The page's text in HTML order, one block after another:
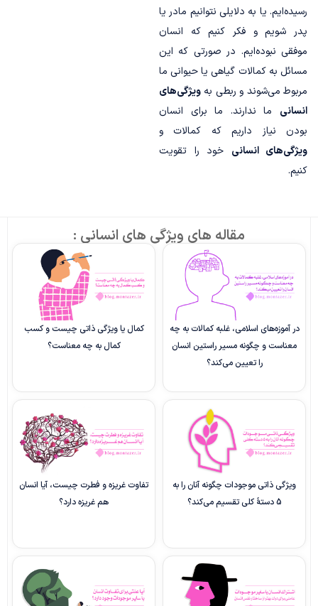
رسیده‌ایم. یا به دلایلی نتوانیم مادر یا
پدر شویم و فکر کنیم که انسان
موفقی نبوده‌ایم. در صورتی که این
مسائل به کمالات گیاهی یا حیوانی ما
مربوط می‌شوند و ربطی به ویژگی‌های
انسانی ما ندارند. ما برای انسان
بودن نیاز داریم که کمالات و
ویژگی‌های انسانی ‌ خود را تقویت
کنیم.
مقاله های ویژگی های انسانی :
در آموزه‌های اسلامی، غلبه کمالات به چه
معناست و چگونه مسیر راستین انسان
را تعیین می‌کند؟
کمال یا ویژگی ذاتی چیست و کسب
کمال به چه معناست؟
ویژگی ذاتی موجودات چگونه آنان را به
5 دستۀ کلی تقسیم می‌کند؟
تفاوت غریزه و فطرت چیست، آیا انسان
هم غریزه دارد؟